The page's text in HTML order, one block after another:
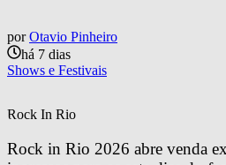
por Otavio Pinheiro
há 7 dias
Shows e Festivais
Rock In Rio
Rock in Rio 2026 abre venda